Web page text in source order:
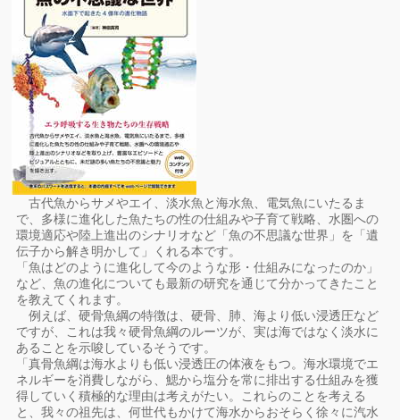
古代魚からサメやエイ、淡水魚と海水魚、電気魚にいたるま
で、多様に進化した魚たちの性の仕組みや子育て戦略、水圏への
環境適応や陸上進出のシナリオなど「魚の不思議な世界」を「遺
伝子から解き明かして」くれる本です。
「魚はどのように進化して今のような形・仕組みになったのか」
など、魚の進化についても最新の研究を通じて分かってきたこと
を教えてくれます。
例えば、硬骨魚綱の特徴は、硬骨、肺、海より低い浸透圧など
ですが、これは我々硬骨魚綱のルーツが、実は海ではなく淡水に
あることを示唆しているそうです。
「真骨魚綱は海水よりも低い浸透圧の体液をもつ。海水環境でエ
ネルギーを消費しながら、鰓から塩分を常に排出する仕組みを獲
得していく積極的な理由は考えがたい。これらのことを考える
と、我々の祖先は、何世代もかけて海水からおそらく徐々に汽水